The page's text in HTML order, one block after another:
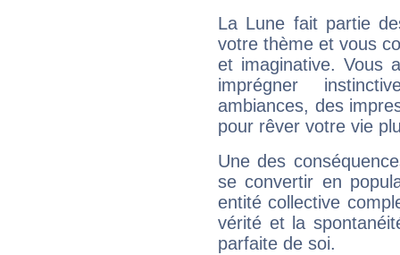
La Lune fait partie
votre thème et vous
et imaginative. Vous
imprégner
ambiances, des
pour rêver votre vie
Une des
se convertir en
entité collective
vérité et la
parfaite de soi.